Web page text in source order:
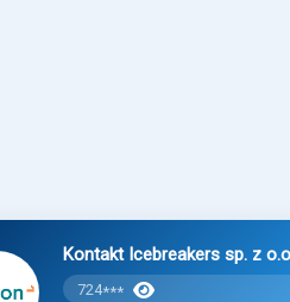
Kontakt Icebreakers sp. z
724***